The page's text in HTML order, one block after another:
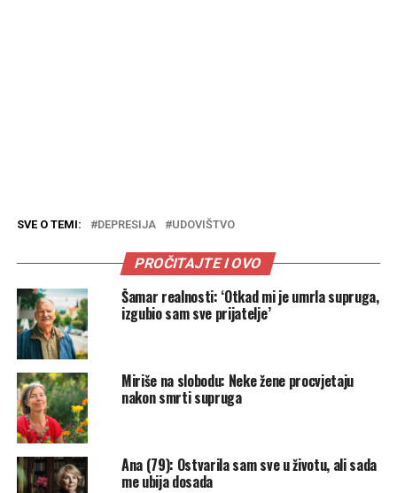
SVE O TEMI: DEPRESIJA UDOVIŠTVO
PROČITAJTE I OVO
Šamar realnosti: ‘Otkad mi je umrla supruga,
izgubio sam sve prijatelje’
Miriše na slobodu: Neke žene procvjetaju
nakon smrti supruga
Ana (79): Ostvarila sam sve u životu, ali sada
me ubija dosada